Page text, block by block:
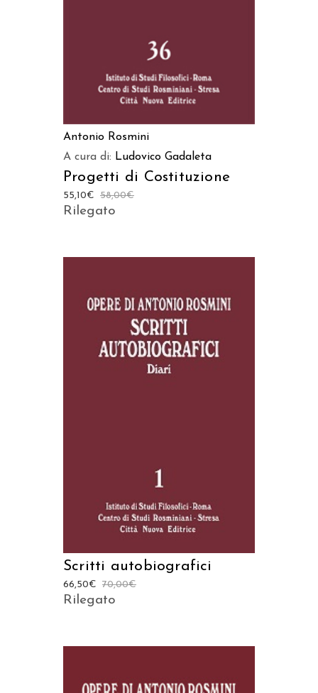
Antonio Rosmini
A cura di: Ludovico Gadaleta
Progetti di Costituzione
58,00€
55,10€
Rilegato
Scritti autobiografici
70,00€
66,50€
Rilegato